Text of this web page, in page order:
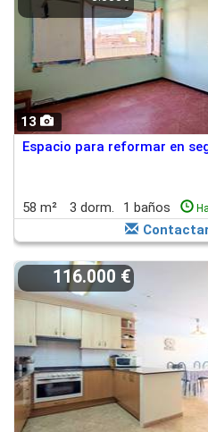
13
Espacio para reformar en
58 m² 3 dorm. 1 baños
116.000 €